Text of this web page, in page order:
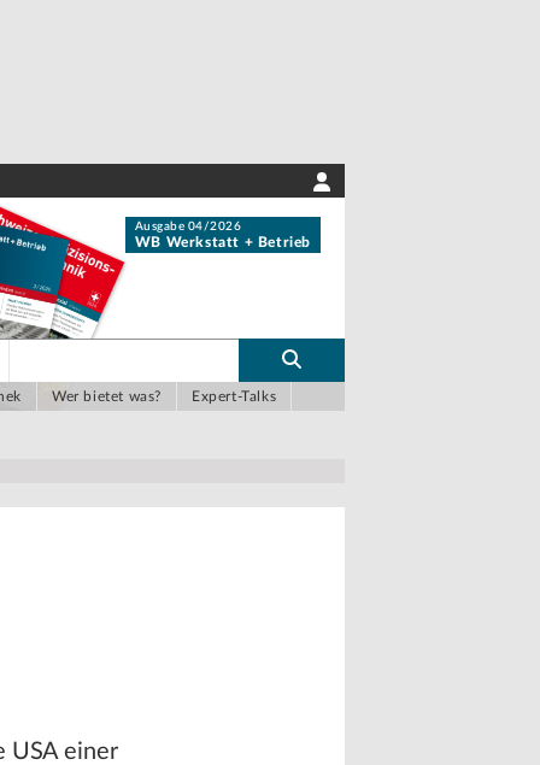
Ausgabe 04/2026
WB Werkstatt + Betrieb
Wer bietet was? Expert-Talks
USA einer